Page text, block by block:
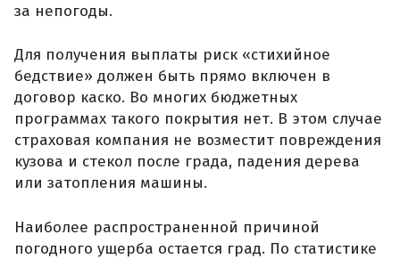
за непогоды.
Для получения выплаты риск «стихийное
бедствие» должен быть прямо включен в
договор каско. Во многих бюджетных
программах такого покрытия нет. В этом случае
страховая компания не возместит повреждения
кузова и стекол после града, падения дерева
или затопления машины.
Наиболее распространенной причиной
погодного ущерба остается град. По статистике